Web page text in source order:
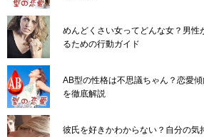
めんどくさい女ってどんな女？男性
るための行動ガイド
AB型の性格は不思議ちゃん？恋愛
を徹底解説
彼氏を好きかわからない？自分の気